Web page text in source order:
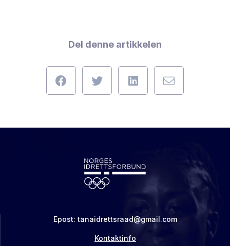
Del denne artikkelen
Epost: tanaidrettsraad@gmail.com
Kontaktinfo